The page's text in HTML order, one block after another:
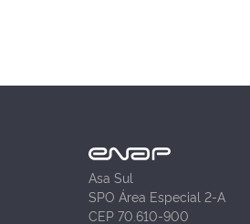
Asa Sul
SPO Área Especial 2-A
CEP 70.610-900